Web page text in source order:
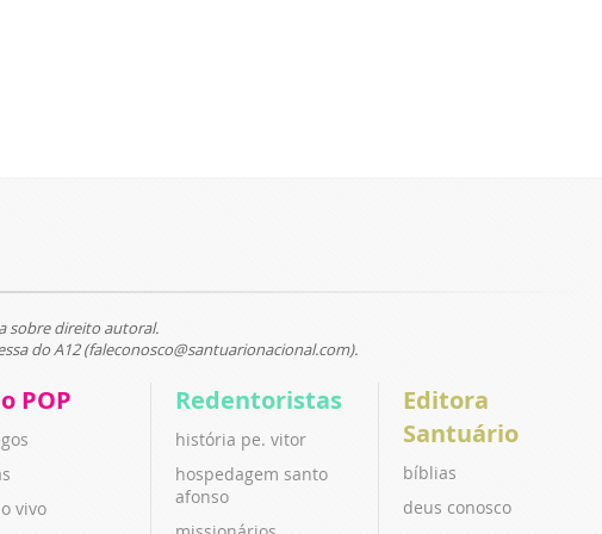
sobre direito autoral.
do A12 (faleconosco@santuarionacional.com).
POP
vivo
Redentoristas
história pe. vitor
hospedagem santo
afonso
Editora
Santuário
bíblias
deus conosco